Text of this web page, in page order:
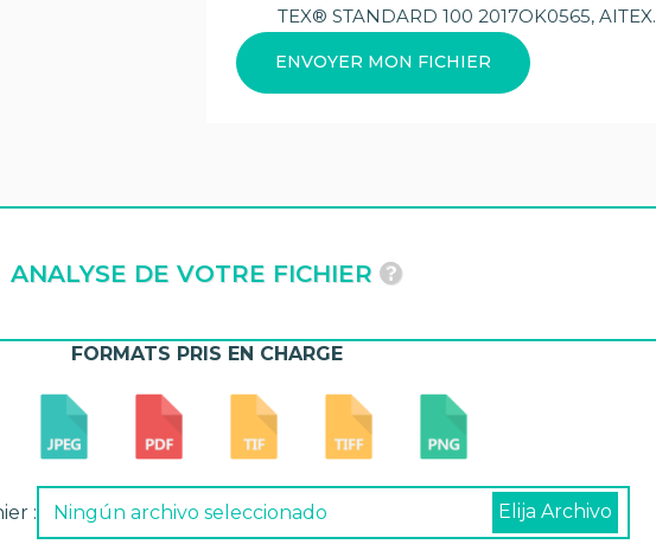
TEX® STANDARD 100 2017OK0565, AITEX.
ENVOYER MON FICHIER
ANALYSE DE VOTRE FICHIER
FORMATS PRIS EN CHARGE
: Ningún archivo seleccionado Elija Archivo